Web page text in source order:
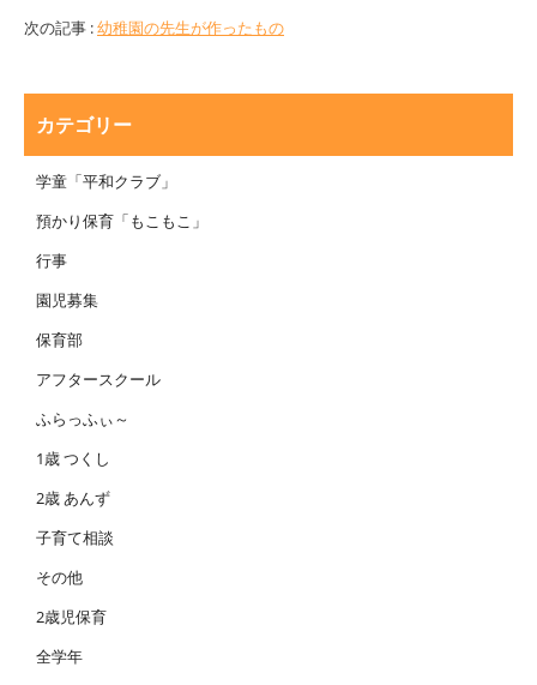
次の記事 :幼稚園の先生が作ったもの
カテゴリー
学童「平和クラブ」
預かり保育「もこもこ」
行事
園児募集
保育部
アフタースクール
ふらっふぃ～
1歳 つくし
2歳 あんず
子育て相談
その他
2歳児保育
全学年